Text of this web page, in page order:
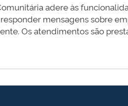
adere às
mensagens sobre
Os atendimentos são